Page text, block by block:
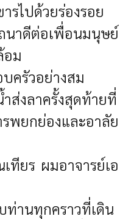
รไปด้วยร่องรอย
าดีต่อเพื่อนมนุษย์
อม
ครัวอย่างสม
ำส่งลาครั้งสุดท้ายที่
พยกย่องและอาลัย
ทียร ผมอาจารย์เอ
านทุกคราวที่เดิน